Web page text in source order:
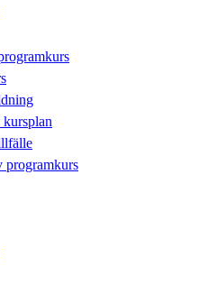
programkurs